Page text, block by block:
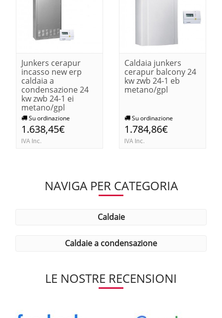
Junkers cerapur
incasso new erp
caldaia a
condensazione 24
kw zwb 24-1 ei
metano/gpl
Su ordinazione
1.638,45€
IVA Inc.
Caldaia junkers
cerapur balcony 24
kw zwb 24-1 eb
metano/gpl
Su ordinazione
1.784,86€
IVA Inc.
NAVIGA PER CATEGORIA
caldaie
caldaie a condensazione
LE NOSTRE RECENSIONI